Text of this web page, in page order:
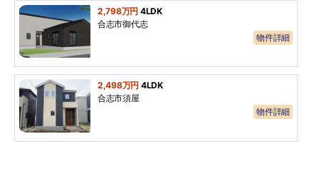
2,798万円 4LDK
合志市御代志
物件詳細
2,498万円 4LDK
合志市須屋
物件詳細